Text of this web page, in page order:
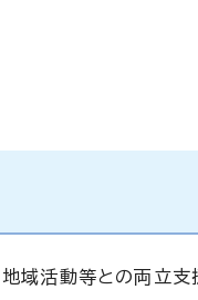
域活動等との両立